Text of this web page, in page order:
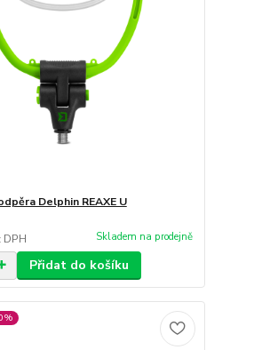
Delphin REAXE U
DPH Skladem na prodejně
Přidat do košíku